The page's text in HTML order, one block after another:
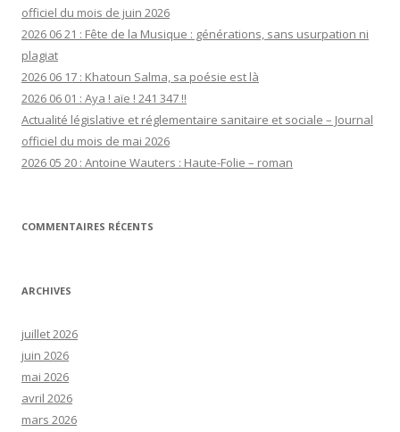
officiel du mois de juin 2026
2026 06 21 : Fête de la Musique : générations, sans usurpation ni
plagiat
2026 06 17 : Khatoun Salma, sa poésie est là
2026 06 01 : Aya ! aïe ! 241 347 !!
Actualité législative et réglementaire sanitaire et sociale – Journal
officiel du mois de mai 2026
2026 05 20 : Antoine Wauters : Haute-Folie – roman
COMMENTAIRES RÉCENTS
ARCHIVES
juillet 2026
juin 2026
mai 2026
avril 2026
mars 2026